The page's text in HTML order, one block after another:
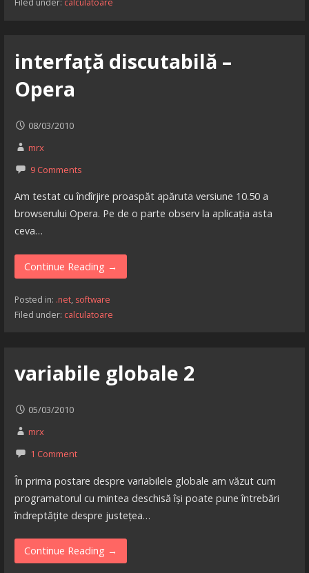
Filed under: calculatoare
interfață discutabilă –
Opera
08/03/2010
mrx
9 Comments
Am testat cu îndîrjire proaspăt apăruta versiune 10.50 a
browserului Opera. Pe de o parte observ la aplicația asta
ceva…
Continue Reading →
Posted in: .net, software
Filed under: calculatoare
variabile globale 2
05/03/2010
mrx
1 Comment
În prima postare despre variabilele globale am văzut cum
programatorul cu mintea deschisă își poate pune întrebări
îndreptățite despre justețea…
Continue Reading →